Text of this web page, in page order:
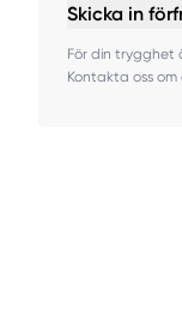
Skicka in
För din trygghet
Kontakta oss om